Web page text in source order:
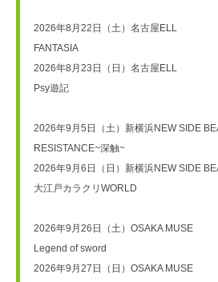
2026年8月22日（土）名古屋ELL
FANTASIA
2026年8月23日（日）名古屋ELL
Psy遊記
2026年9月5日（土）新横浜NEW SIDE
RESISTANCE~深触~
2026年9月6日（日）新横浜NEW SIDE
大江戸カラクリWORLD
2026年9月26日（土）OSAKA MUSE
Legend of sword
2026年9月27日（日）OSAKA MUSE